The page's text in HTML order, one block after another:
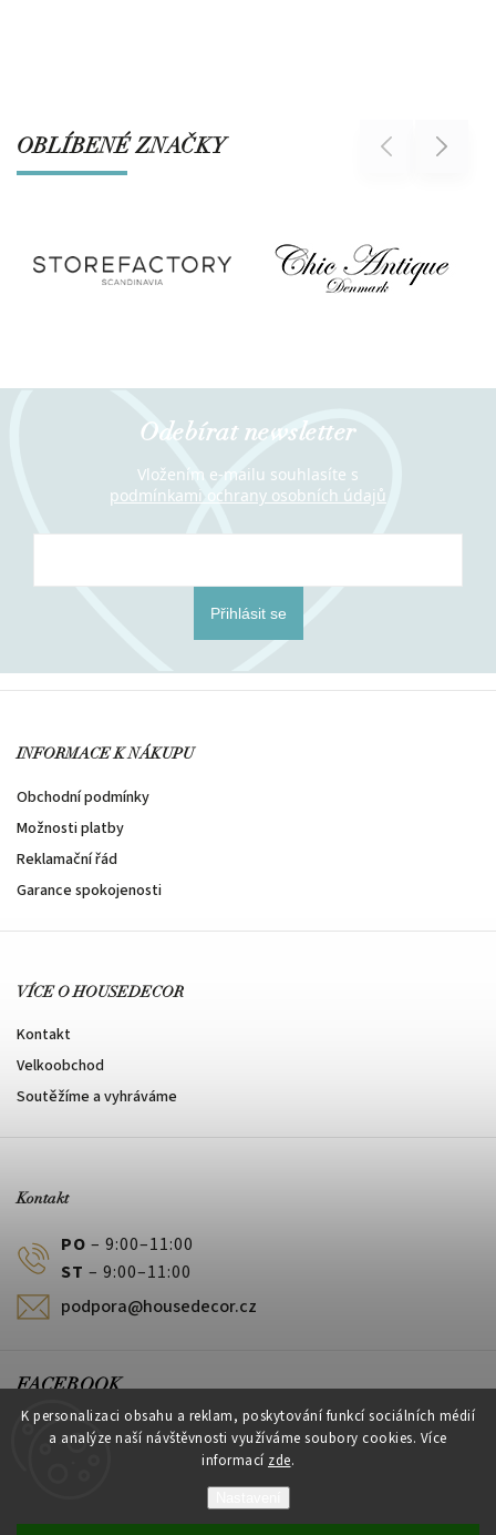
K personalizaci obsahu a reklam, poskytování funkcí sociálních médií
a analýze naší návštěvnosti využíváme soubory cookies. Více
informací zde.
OBLÍBENÉ ZNAČKY Previous Next
Odebírat newsletter
Vložením e-mailu souhlasíte s
podmínkami ochrany osobních údajů
Přihlásit se
INFORMACE K NÁKUPU
Obchodní podmínky
Možnosti platby
Reklamační řád
Garance spokojenosti
VÍCE O HOUSEDECOR
Kontakt
Velkoobchod
Soutěžíme a vyhráváme
Kontakt
PO – 9:00–11:00
ST – 9:00–11:00
podpora@housedecor.cz
FACEBOOK